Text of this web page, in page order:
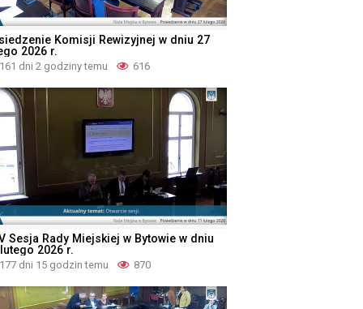
Komisji Rewizyjnej w dniu 27
2026 r.
161 dni 2 godziny temu 616
Sesja Rady Miejskiej w Bytowie w dniu
2026 r.
177 dni 15 godzin temu 870